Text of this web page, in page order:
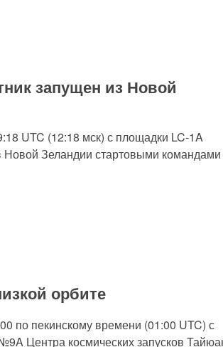
запущен из Новой
UTC (12:18 мск) с площадки LC-1A
Зеландии стартовыми командами
орбите
по пекинскому времени (01:00 UTC) с
Центра космических запусков